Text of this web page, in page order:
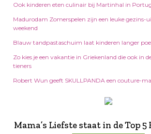
Ook kinderen eten culinair bij Martinhal in
Madurodam Zomerspelen zijn een leuke gezins-
weekend
Blauw tandpastaschuim laat kinderen langer
Zo kies je een vakantie in Griekenland die ook in
tieners
Robert Wun geeft SKULLPANDA een couture-
Mama’s Liefste staat in de Top